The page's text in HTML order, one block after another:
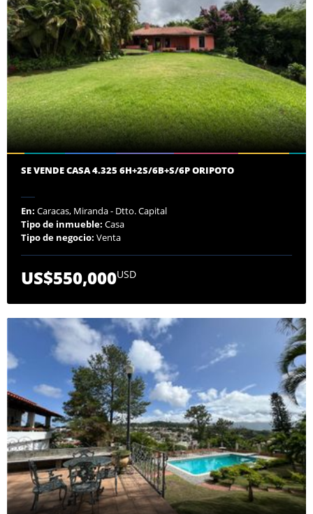
SE VENDE CASA 4.325 6H+2S/6B+S/6P ORIPOTO
En: Caracas, Miranda - Dtto. Capital
Tipo de inmueble: Casa
Tipo de negocio: Venta
US$550,000USD